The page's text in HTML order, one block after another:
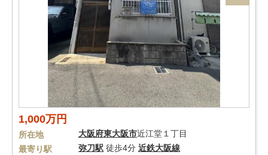
1,000万円
所在地 大阪府東大阪市近江堂１丁目
最寄り駅
弥刀駅 徒歩4分 近鉄大阪線